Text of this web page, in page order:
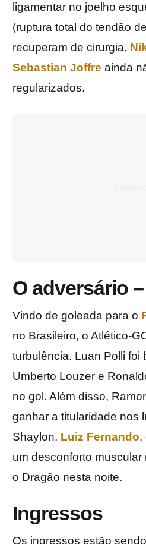
ligamentar no joelho
(ruptura total do tendão
recuperam de cirurgia.
Sebastian Joffre ainda
regularizados.
O adversário
Vindo de goleada para o
no Brasileiro, o Atlético-
turbulência. Luan Polli foi
Umberto Louzer e
no gol. Além disso,
ganhar a titularidade nos
Shaylon. Luiz Fernando,
um desconforto
o Dragão nesta noite.
Ingressos
Os ingressos estão